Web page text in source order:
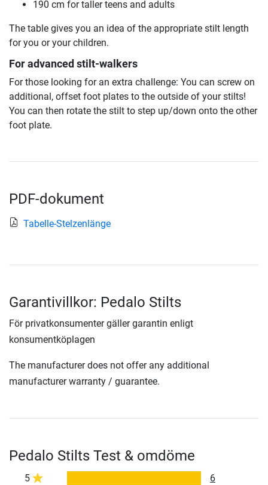
190 cm for taller teens and adults
The table gives you an idea of the appropriate stilt length
for you or your children.
For advanced stilt-walkers
For those looking for an extra challenge: You can screw on
additional, offset foot plates to the outside of your stilts!
You can then rotate the stilt to step up/down onto the other
foot plate.
PDF-dokument
Tabelle-Stelzenlänge
Garantivillkor: Pedalo Stilts
För privatkonsumenter gäller garantin enligt
konsumentköplagen
The manufacturer does not offer any additional
manufacturer warranty / guarantee.
Pedalo Stilts Test & omdöme
5
6